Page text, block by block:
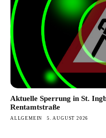
Aktuelle Sperrung in St.
Rentamtstraße
ALLGEMEIN 5. AUGUST 2026